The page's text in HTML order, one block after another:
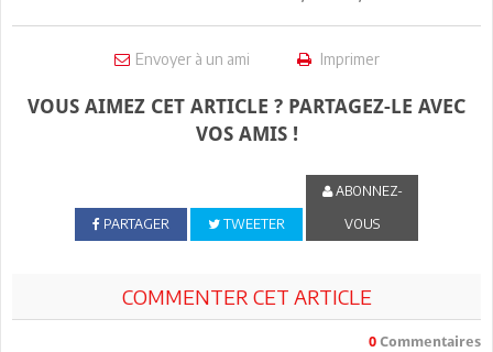
Envoyer à un ami Imprimer
VOUS AIMEZ CET ARTICLE ? PARTAGEZ-LE AVEC
VOS AMIS !
PARTAGER TWEETER
ABONNEZ-
VOUS
COMMENTER CET ARTICLE
0 Commentaires